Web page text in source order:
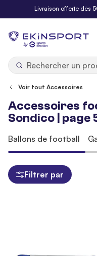
Allez au contenuLivraison offerte dès
by
Voir tout Accessoires
Accessoires
Sondico | page
Ballons de football
Filtrer par